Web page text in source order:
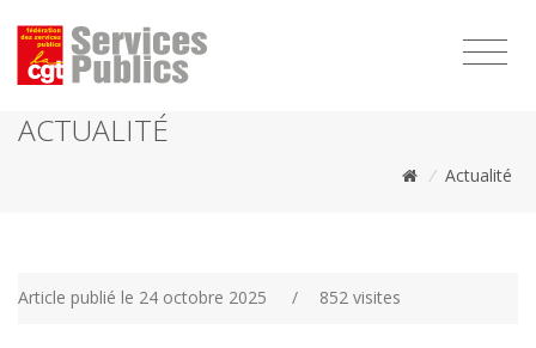
ACTUALITÉ
/ Actualité
Article publié le 24 octobre 2025 / 852 visites